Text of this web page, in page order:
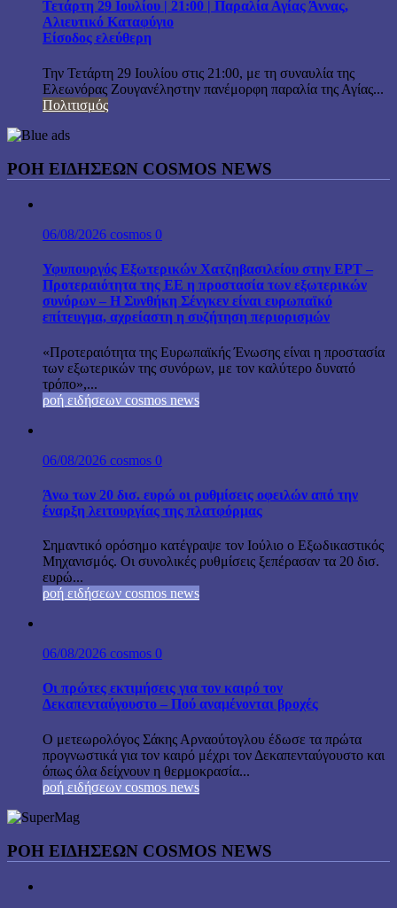
Τετάρτη 29 Ιουλίου | 21:00 | Παραλία Αγίας Άννας,
Αλιευτικό Καταφύγιο
Είσοδος ελεύθερη
Την Τετάρτη 29 Ιουλίου στις 21:00, με τη συναυλία της
Ελεωνόρας Ζουγανέληστην πανέμορφη παραλία της Αγίας...
Πολιτισμός
ΡΟΗ ΕΙΔΗΣΕΩΝ COSMOS NEWS
06/08/2026 cosmos 0
Υφυπουργός Εξωτερικών Χατζηβασιλείου στην ΕΡΤ –
Προτεραιότητα της ΕΕ η προστασία των εξωτερικών
συνόρων – Η Συνθήκη Σένγκεν είναι ευρωπαϊκό
επίτευγμα, αχρείαστη η συζήτηση περιορισμών
«Προτεραιότητα της Ευρωπαϊκής Ένωσης είναι η προστασία
των εξωτερικών της συνόρων, με τον καλύτερο δυνατό
τρόπο»,...
ροή ειδήσεων cosmos news
06/08/2026 cosmos 0
Άνω των 20 δισ. ευρώ οι ρυθμίσεις οφειλών από την
έναρξη λειτουργίας της πλατφόρμας
Σημαντικό ορόσημο κατέγραψε τον Ιούλιο ο Εξωδικαστικός
Μηχανισμός. Οι συνολικές ρυθμίσεις ξεπέρασαν τα 20 δισ.
ευρώ...
ροή ειδήσεων cosmos news
06/08/2026 cosmos 0
Οι πρώτες εκτιμήσεις για τον καιρό τον
Δεκαπενταύγουστο – Πού αναμένονται βροχές
Ο μετεωρολόγος Σάκης Αρναούτογλου έδωσε τα πρώτα
προγνωστικά για τον καιρό μέχρι τον Δεκαπενταύγουστο και
όπως όλα δείχνουν η θερμοκρασία...
ροή ειδήσεων cosmos news
ΡΟΉ ΕΙΔΉΣΕΩΝ COSMOS NEWS